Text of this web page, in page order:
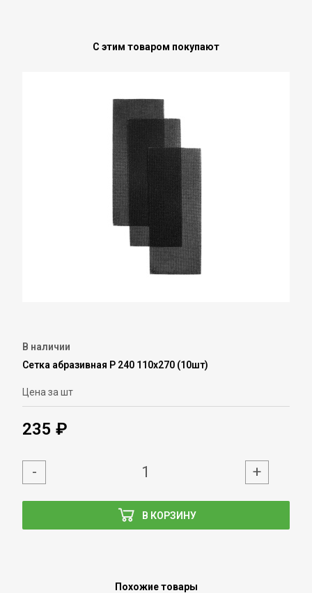
С этим товаром покупают
В наличии
Сетка абразивная Р 240 110х270 (10шт)
Цена за шт
235 ₽
В КОРЗИНУ
- +
Похожие товары